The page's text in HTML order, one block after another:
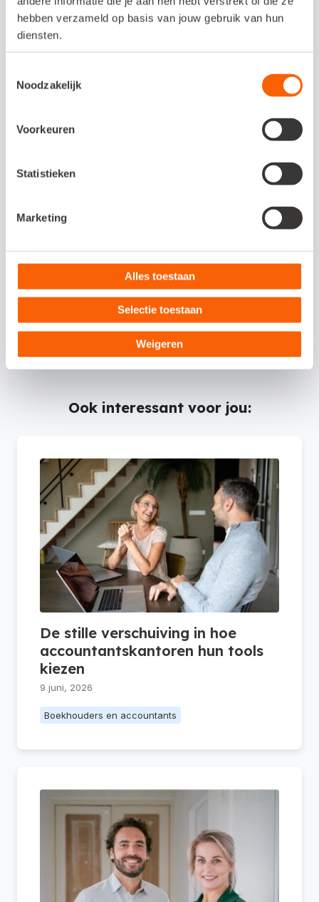
hebben verzameld op basis van jouw gebruik van hun
diensten.
Noodzakelijk
Voorkeuren
Statistieken
Marketing
Alles toestaan
Selectie toestaan
Weigeren
Slimmer en sneller
administratie automatiseert. Van razendsnel
tot een geautomatiseerd debiteurenbeheer
Aan dit artikel kunnen geen rechten worden ontleend. De
inhoud is met de grootste zorg samengesteld.
Ook interessant voor jou:
De stille verschuiving in hoe
accountantskantoren hun tools
kiezen
9 juni, 2026
Boekhouders en accountants